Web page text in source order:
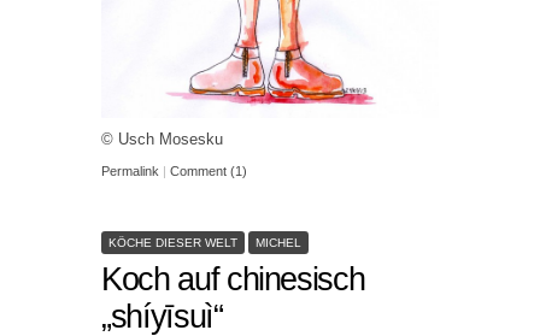
© Usch Mosesku
Permalink | Comment (1)
KÖCHE DIESER WELT MICHEL
Koch auf chinesisch
„shíyīsuì“